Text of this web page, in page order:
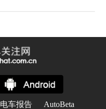
电车报告 AutoBeta